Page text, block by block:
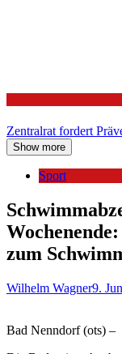
Zentralrat fordert
Show more
Sport
zum
Wilhelm Wagner9.
Bad Nenndorf (ots) –